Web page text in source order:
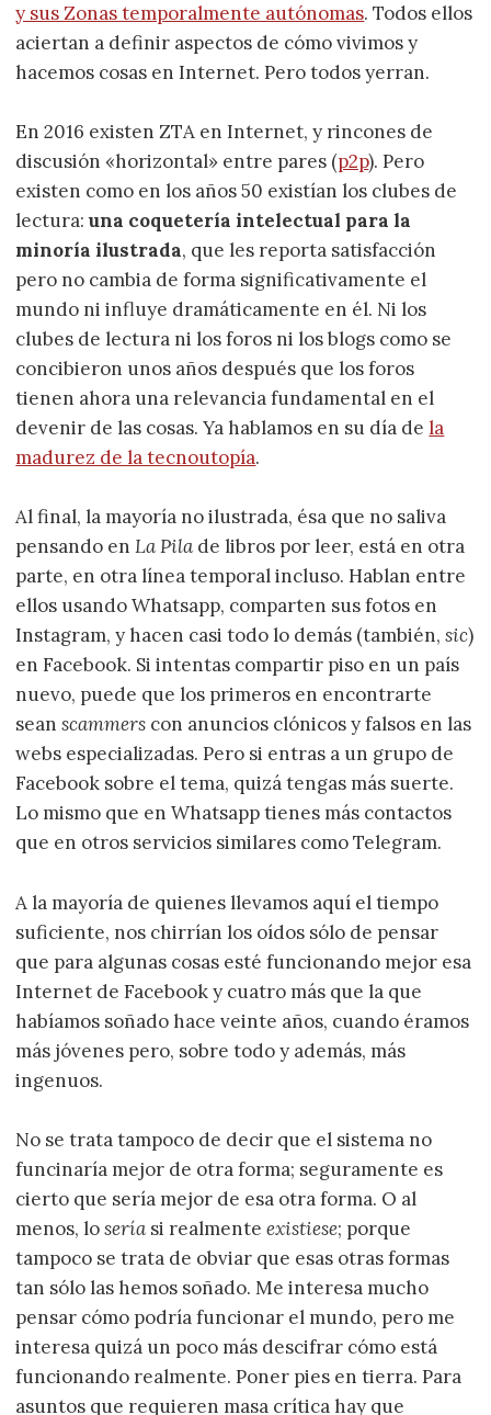
y sus Zonas temporalmente autónomas. Todos ellos
aciertan a definir aspectos de cómo vivimos y
hacemos cosas en Internet. Pero todos yerran.
En 2016 existen ZTA en Internet, y rincones de
discusión «horizontal» entre pares (p2p). Pero
existen como en los años 50 existían los clubes de
lectura:una coquetería intelectual para la
minoría ilustrada, que les reporta satisfacción
pero no cambia de forma significativamente el
mundo ni influye dramáticamente en él. Ni los
clubes de lectura ni los foros ni los blogs como se
concibieron unos años después que los foros
tienen ahora una relevancia fundamental en el
devenir de las cosas. Ya hablamos en su día dela
madurez de la tecnoutopía.
Al final, la mayoría no ilustrada, ésa que no saliva
pensando enLa Pila de libros por leer, está en otra
parte, en otra línea temporal incluso. Hablan entre
ellos usando Whatsapp, comparten sus fotos en
Instagram, y hacen casi todo lo demás (también,sic)
en Facebook. Si intentas compartir piso en un país
nuevo, puede que los primeros en encontrarte
seanscammers con anuncios clónicos y falsos en las
webs especializadas. Pero si entras a un grupo de
Facebook sobre el tema, quizá tengas más suerte.
Lo mismo que en Whatsapp tienes más contactos
que en otros servicios similares como Telegram.
A la mayoría de quienes llevamos aquí el tiempo
suficiente, nos chirrían los oídos sólo de pensar
que para algunas cosas esté funcionando mejor esa
Internet de Facebook y cuatro más que la que
habíamos soñado hace veinte años, cuando éramos
más jóvenes pero, sobre todo y además, más
ingenuos.
No se trata tampoco de decir que el sistema no
funcinaría mejor de otra forma; seguramente es
cierto que sería mejor de esa otra forma. O al
menos, losería si realmenteexistiese; porque
tampoco se trata de obviar que esas otras formas
tan sólo las hemos soñado. Me interesa mucho
pensar cómo podría funcionar el mundo, pero me
interesa quizá un poco más descifrar cómo está
funcionando realmente. Poner pies en tierra. Para
asuntos que requieren masa crítica hay que